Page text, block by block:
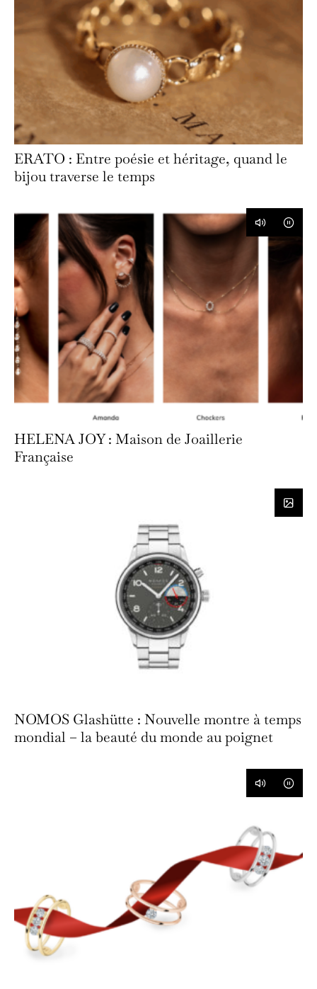
ERATO : Entre poésie et héritage, quand le
bijou traverse le temps
HELENA JOY : Maison de Joaillerie
Française
NOMOS Glashütte : Nouvelle montre à temps
mondial – la beauté du monde au poignet